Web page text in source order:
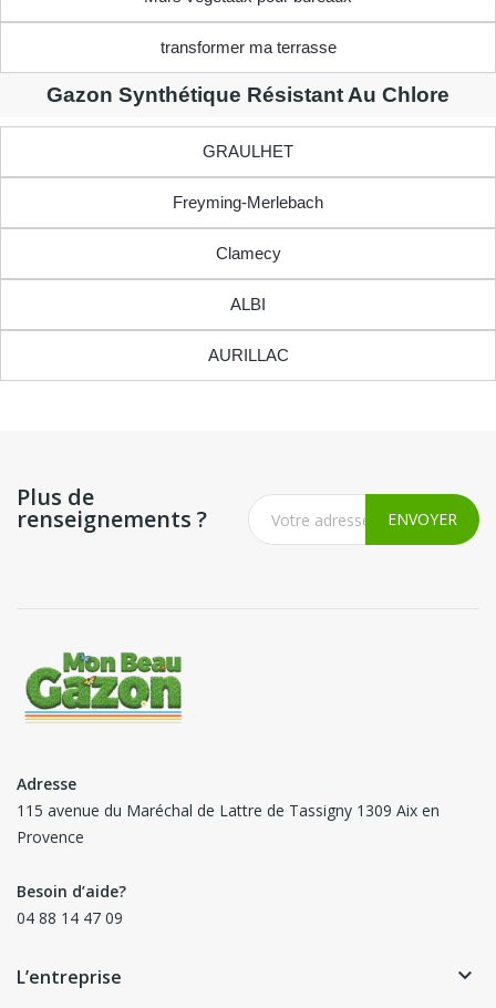
transformer ma terrasse
Gazon Synthétique Résistant Au Chlore
GRAULHET
Freyming-Merlebach
Clamecy
ALBI
AURILLAC
Plus de
renseignements ?
Adresse
115 avenue du Maréchal de Lattre de Tassigny 1309 Aix en
Provence
Besoin d’aide?
04 88 14 47 09
L’entreprise keyboard_arrow_down